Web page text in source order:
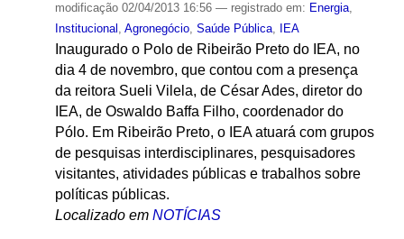
modificação02/04/2013 16:56 — registrado em: Energia,
Institucional , Agronegócio, Saúde Pública, IEA
Inaugurado o Polo de Ribeirão Preto do IEA, no
dia 4 de novembro, que contou com a presença
da reitora Sueli Vilela, de César Ades, diretor do
IEA, de Oswaldo Baffa Filho, coordenador do
Pólo. Em Ribeirão Preto, o IEA atuará com grupos
de pesquisas interdisciplinares, pesquisadores
visitantes, atividades públicas e trabalhos sobre
políticas públicas.
Localizado em NOTÍCIAS